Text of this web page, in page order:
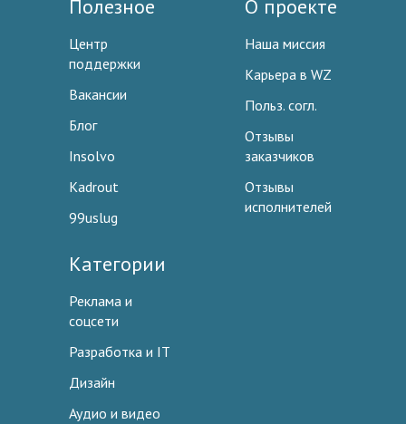
Полезное
Центр
поддержки
Вакансии
Блог
Insolvo
Kadrout
99uslug
О проекте
Наша миссия
Карьера в WZ
Польз. согл.
Отзывы
заказчиков
Отзывы
исполнителей
Категории
Реклама и
соцсети
Разработка и IT
Дизайн
Аудио и видео